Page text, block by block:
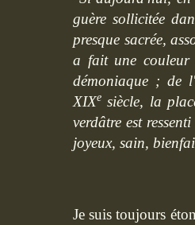
guère sollicitée
presque sacrée,
a fait une couleur
démoniaque ; de
XIXe siècle, la
verdâtre est
joyeux, sain,
Je suis toujours